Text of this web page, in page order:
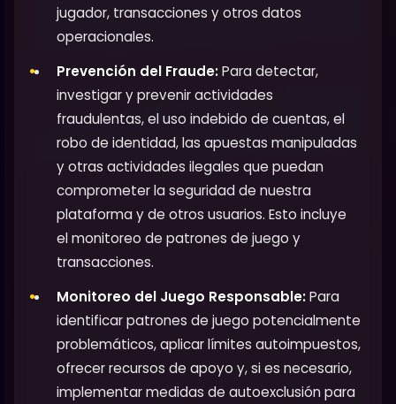
jugador, transacciones y otros datos
operacionales.
Prevención del Fraude:Para detectar,
investigar y prevenir actividades
fraudulentas, el uso indebido de cuentas, el
robo de identidad, las apuestas manipuladas
y otras actividades ilegales que puedan
comprometer la seguridad de nuestra
plataforma y de otros usuarios. Esto incluye
el monitoreo de patrones de juego y
transacciones.
Monitoreo del Juego Responsable:Para
identificar patrones de juego potencialmente
problemáticos, aplicar límites autoimpuestos,
ofrecer recursos de apoyo y, si es necesario,
implementar medidas de autoexclusión para